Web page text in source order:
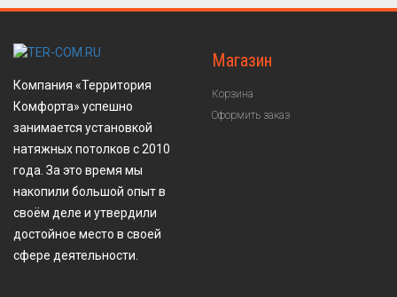
Компания «Территория
Комфорта» успешно
занимается установкой
натяжных потолков с 2010
года. За это время мы
накопили большой опыт в
своём деле и утвердили
достойное место в своей
сфере деятельности.
Магазин
Корзина
Оформить заказ